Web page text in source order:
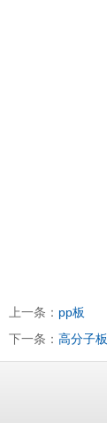
上一条： pp板
下一条： 高分子板